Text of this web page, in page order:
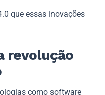
que essas inovações
revolução
como software